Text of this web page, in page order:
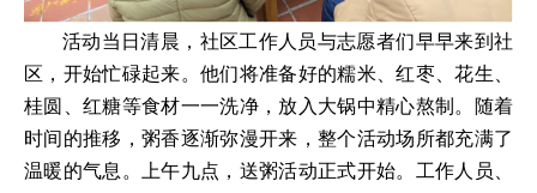
活动当日清晨，社区工作人员与志愿者们早早来到社
区，开始忙碌起来。他们将准备好的糯米、红枣、花生、
桂圆、红糖等食材一一洗净，放入大锅中精心熬制。随着
时间的推移，粥香逐渐弥漫开来，整个活动场所都充满了
温暖的气息。上午九点，送粥活动正式开始。工作人员、